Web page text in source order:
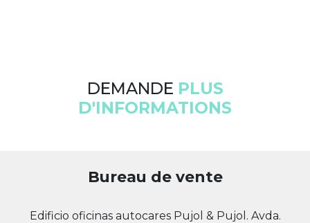
DEMANDE PLUS
D'INFORMATIONS
Bureau de vente
Edificio oficinas autocares Pujol & Pujol. Avda.